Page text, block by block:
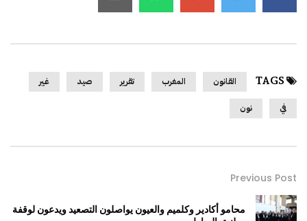
TAGS القانون المغرب تقرير صيد غير
في نون
Previous Post
محامو أكادير وكلميم والعيون يواصلون التصعيد ويدعون لوقفة